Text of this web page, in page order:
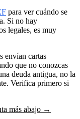
para ver cuándo se
Si no hay
legales, es muy
envían cartas
que no conozcas
deuda antigua, no la
Verifica primero si
más abajo →